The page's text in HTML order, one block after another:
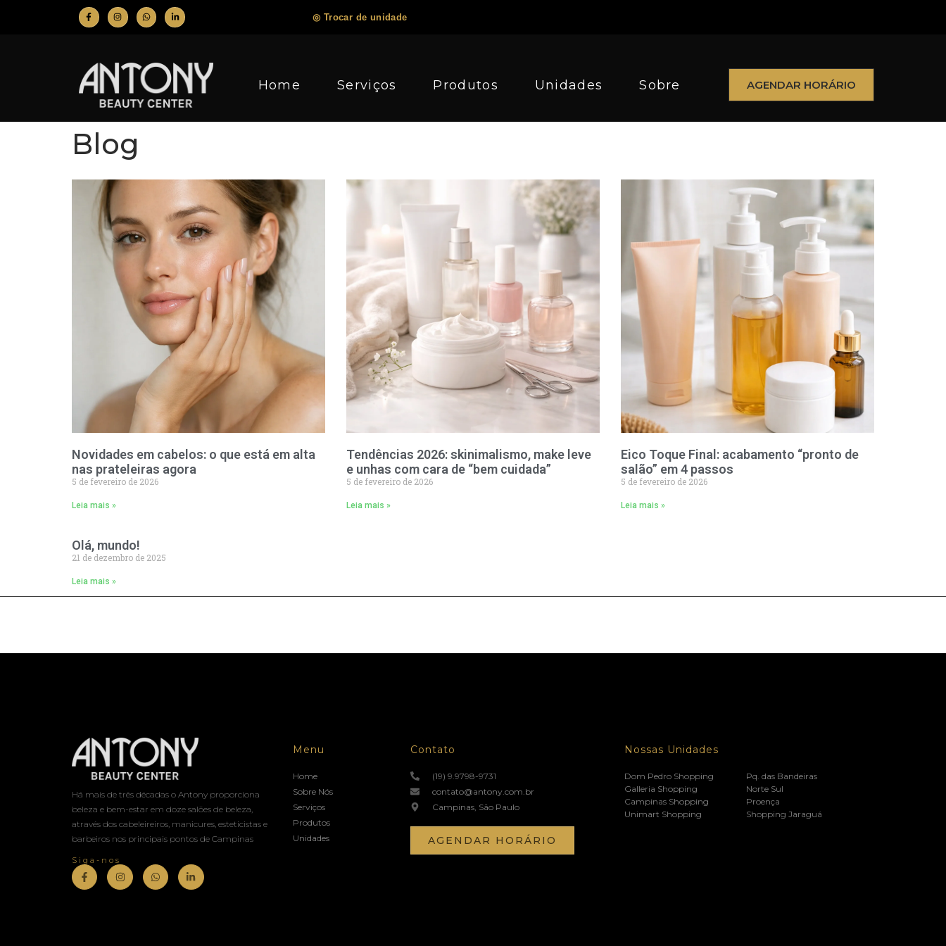
◎ Trocar de unidade
Home Serviços Produtos Unidades Sobre AGENDAR HORÁRIO
Blog
Novidades em cabelos: o que está em alta
nas prateleiras agora
5 de fevereiro de 2026
Leia mais »
Tendências 2026: skinimalismo, make leve
e unhas com cara de “bem cuidada”
5 de fevereiro de 2026
Leia mais »
Eico Toque Final: acabamento “pronto de
salão” em 4 passos
5 de fevereiro de 2026
Leia mais »
Olá, mundo!
21 de dezembro de 2025
Leia mais »
Há mais de três décadas o Antony proporciona
beleza e bem-estar em doze salões de beleza,
através dos cabeleireiros, manicures, esteticistas e
barbeiros nos principais pontos de Campinas
Siga-nos
Menu
Home
Sobre Nós
Serviços
Produtos
Unidades
Contato
(19) 9.9798-9731
contato@antony.com.br
Campinas, São Paulo
AGENDAR HORÁRIO
Nossas Unidades
Dom Pedro Shopping
Galleria Shopping
Campinas Shopping
Unimart Shopping
Pq. das Bandeiras
Norte Sul
Proença
Shopping Jaraguá